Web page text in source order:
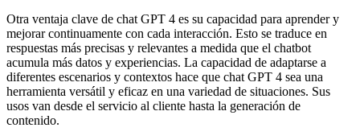
Otra ventaja clave de chat GPT 4 es su capacidad para aprender y
mejorar continuamente con cada interacción. Esto se traduce en
respuestas más precisas y relevantes a medida que el chatbot
acumula más datos y experiencias. La capacidad de adaptarse a
diferentes escenarios y contextos hace que chat GPT 4 sea una
herramienta versátil y eficaz en una variedad de situaciones. Sus
usos van desde el servicio al cliente hasta la generación de
contenido.